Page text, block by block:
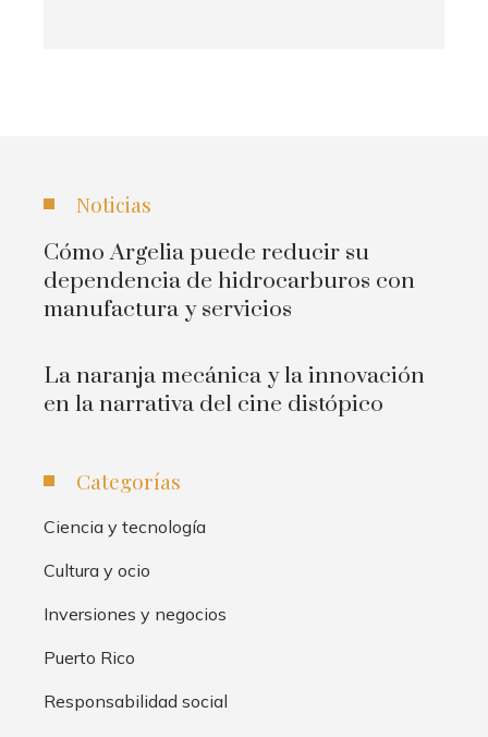
Noticias
Cómo Argelia puede reducir su
dependencia de hidrocarburos con
manufactura y servicios
La naranja mecánica y la innovación
en la narrativa del cine distópico
Categorías
Ciencia y tecnología
Cultura y ocio
Inversiones y negocios
Puerto Rico
Responsabilidad social